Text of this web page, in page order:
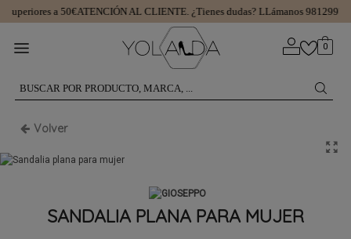
a 50€ATENCIÓN AL CLIENTE.¿Tienes dudas? LLámanos 981299745
0
Volver
SANDALIA PLANA PARA MUJER